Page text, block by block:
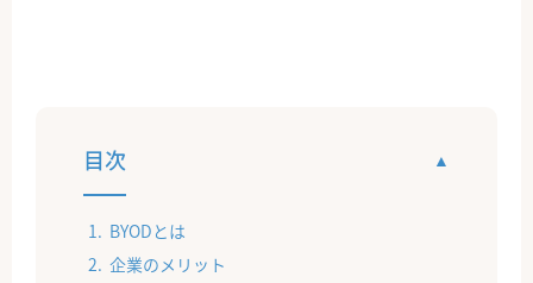
目次
BYODとは
企業のメリット